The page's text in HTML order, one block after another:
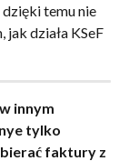
temu nie
jak działa KSeF
innym
tylko
faktury z